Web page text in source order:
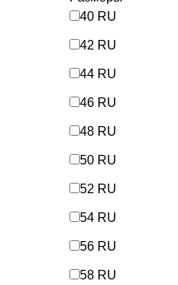
40 RU
42 RU
44 RU
46 RU
48 RU
50 RU
52 RU
54 RU
56 RU
58 RU